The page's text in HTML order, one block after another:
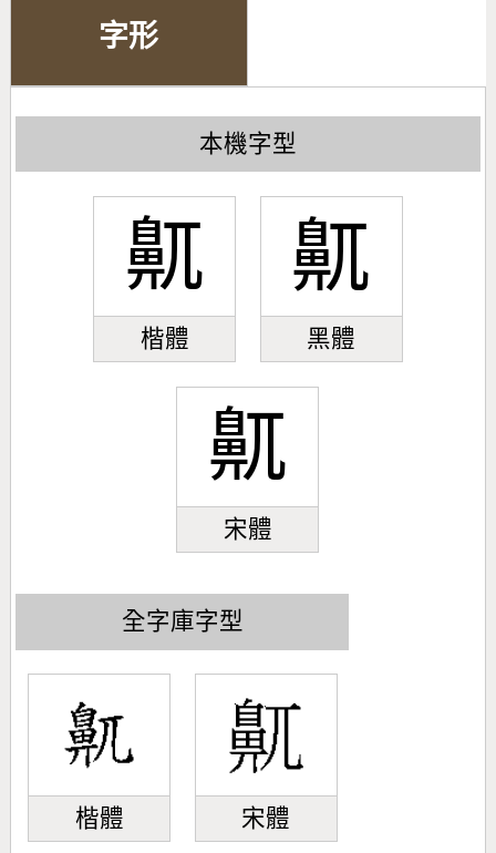
字形
本機字型
鼿
楷體
鼿
黑體
鼿
宋體
全字庫字型
楷體 宋體